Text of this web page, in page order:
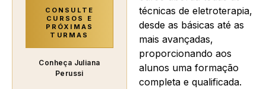
CONSULTE
CURSOS E
PRÓXIMAS
TURMAS
Conheça Juliana
Perussi
técnicas de eletroterapia,
desde as básicas até as
mais avançadas,
proporcionando aos
alunos uma formação
completa e qualificada.